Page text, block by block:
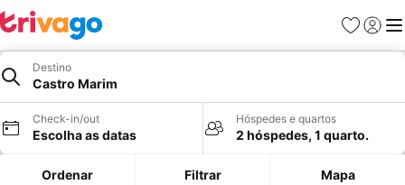
Favoritos
Iniciar
Destino
Castro Marim
Check-in/out
Escolha as datas
Hóspedes e quartos
2 hóspedes, 1 quarto.
Ordenar Filtrar Mapa